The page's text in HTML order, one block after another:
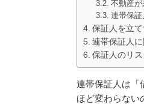
不動産が
連帯保証
保証人を立
連帯保証人に
保証人のリ
連帯保証人は「
ほど変わらない